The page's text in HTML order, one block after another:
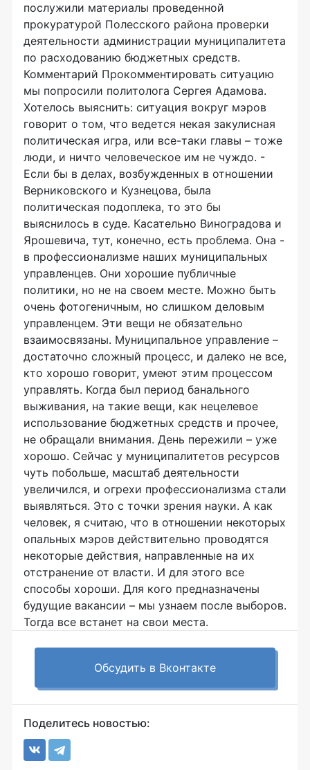
послужили материалы проведенной
прокуратурой Полесского района проверки
деятельности администрации муниципалитета
по расходованию бюджетных средств.
Комментарий Прокомментировать ситуацию
мы попросили политолога Сергея Адамова.
Хотелось выяснить: ситуация вокруг мэров
говорит о том, что ведется некая закулисная
политическая игра, или все-таки главы – тоже
люди, и ничто человеческое им не чуждо. -
Если бы в делах, возбужденных в отношении
Верниковского и Кузнецова, была
политическая подоплека, то это бы
выяснилось в суде. Касательно Виноградова и
Ярошевича, тут, конечно, есть проблема. Она -
в профессионализме наших муниципальных
управленцев. Они хорошие публичные
политики, но не на своем месте. Можно быть
очень фотогеничным, но слишком деловым
управленцем. Эти вещи не обязательно
взаимосвязаны. Муниципальное управление –
достаточно сложный процесс, и далеко не все,
кто хорошо говорит, умеют этим процессом
управлять. Когда был период банального
выживания, на такие вещи, как нецелевое
использование бюджетных средств и прочее,
не обращали внимания. День пережили – уже
хорошо. Сейчас у муниципалитетов ресурсов
чуть побольше, масштаб деятельности
увеличился, и огрехи профессионализма стали
выявляться. Это с точки зрения науки. А как
человек, я считаю, что в отношении некоторых
опальных мэров действительно проводятся
некоторые действия, направленные на их
отстранение от власти. И для этого все
способы хороши. Для кого предназначены
будущие вакансии – мы узнаем после выборов.
Тогда все встанет на свои места.
Обсудить в Вконтакте
Поделитесь новостью: